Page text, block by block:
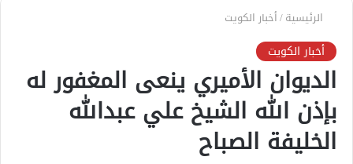
الرئيسية/أخبار الكويت
أخبار الكويت
الديوان الأميري ينعى المغفور له
بإذن الله الشيخ علي عبدالله
الخليفة الصباح